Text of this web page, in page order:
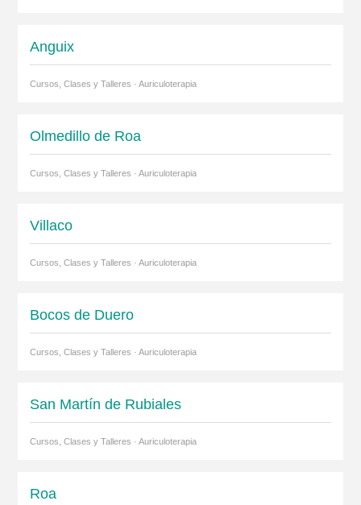
Anguix
Cursos, Clases y Talleres · Auriculoterapia
Olmedillo de Roa
Cursos, Clases y Talleres · Auriculoterapia
Villaco
Cursos, Clases y Talleres · Auriculoterapia
Bocos de Duero
Cursos, Clases y Talleres · Auriculoterapia
San Martín de Rubiales
Cursos, Clases y Talleres · Auriculoterapia
Roa